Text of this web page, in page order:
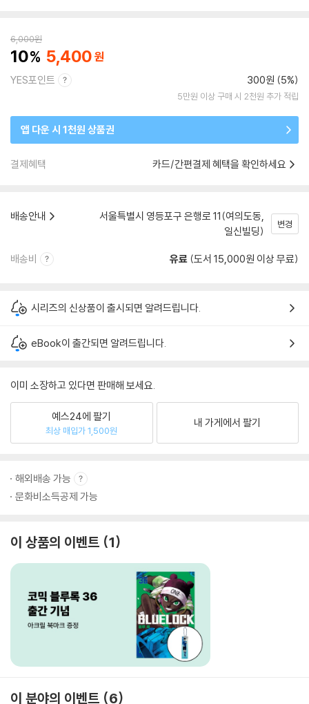
6,000원
10 5,400
YES포인트 300원 (5%)
5만원 이상 구매 시 2천원 추가 적립
앱 다운 시 1천원 상품권
결제혜택 카드/간편결제 혜택을 확인하세요
배송안내
서울특별시 영등포구 은행로 11(여의도동,
일신빌딩)
변경
배송비 유료 (도서 15,000원 이상 무료)
시리즈의 신상품이 출시되면 알려드립니다.
eBook이 출간되면 알려드립니다.
이미 소장하고 있다면 판매해 보세요.
예스24에 팔기
최상 매입가 1,500원
내 가게에서 팔기
해외배송 가능
문화비소득공제 가능
이 상품의 이벤트 1
이 분야의 이벤트 6